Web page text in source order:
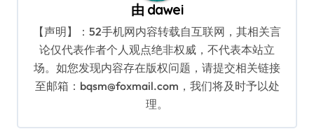
由 dawei
【声明】：52手机网内容转载自互联网，其相关言
论仅代表作者个人观点绝非权威，不代表本站立
场。如您发现内容存在版权问题，请提交相关链接
至邮箱：bqsm@foxmail.com，我们将及时予以处
理。